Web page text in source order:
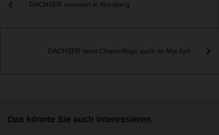
DACHSER erweitert in Nürnberg
DACHSER setzt Charterflüge auch im Mai fort
Das könnte Sie auch interessieren